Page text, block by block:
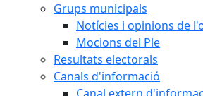
Grups municipals
Notícies i opinions de
Mocions del Ple
Resultats electorals
Canals d'informació